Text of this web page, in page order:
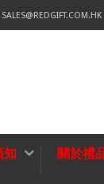
SALES@REDGIFT.COM.HK
知 關於禮